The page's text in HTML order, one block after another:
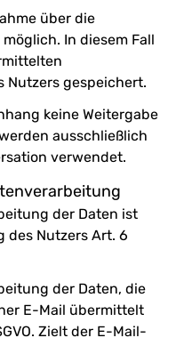
über die
In diesem Fall
Nutzers gespeichert.
keine Weitergabe
ausschließlich
verwendet.
der Daten ist
des Nutzers Art. 6
der Daten, die
E-Mail übermittelt
Zielt der E-Mail-